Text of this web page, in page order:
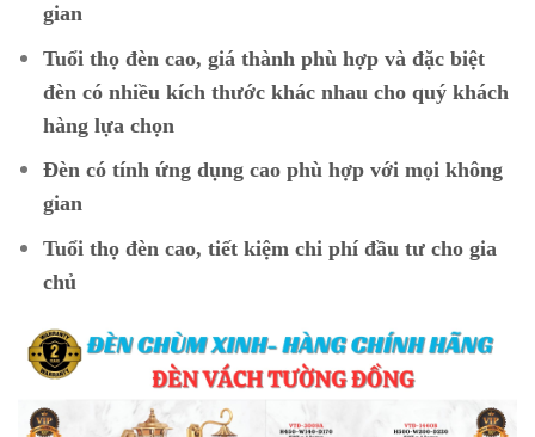
gian
Tuổi thọ đèn cao, giá thành phù hợp và đặc biệt
đèn có nhiều kích thước khác nhau cho quý khách
hàng lựa chọn
Đèn có tính ứng dụng cao phù hợp với mọi không
gian
Tuổi thọ đèn cao, tiết kiệm chi phí đầu tư cho gia
chủ